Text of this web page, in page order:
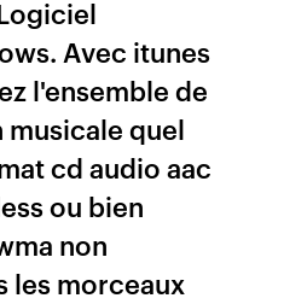
Avec itunes
l'ensemble de
quel
cd audio aac
ou bien
non
les morceaux